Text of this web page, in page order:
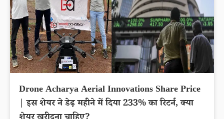
Drone Acharya Aerial Innovations Share Price
| इस शेयर ने डेढ़ महीने में दिया 233% का रिटर्न, क्या